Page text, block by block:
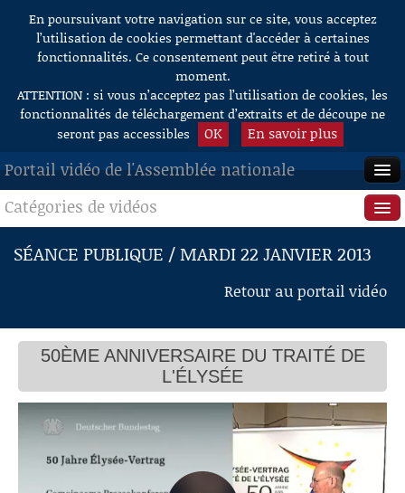
Aller au contenu
En poursuivant votre navigation sur ce site, vous acceptez
l’utilisation de cookies permettant d'accéder à certaines
fonctionnalités. Ce consentement peut être retiré à tout
moment.
ATTENTION : si vous n’acceptez pas l’utilisation de cookies, les
fonctionnalités de téléchargement d’extraits et de découpe ne
seront pas accessibles
OK En savoir plus
Portail vidéo de l'Assemblée nationale
ACCUEIL
EN DIRECT
RECHERCHE
AIDE À LA DÉCOUPE
DE VIDÉOS
Catégories de vidéos
Séance publique
Questions au Gouvernement
Commissions
Présidence
Évènements
Connaissance, Histoire
Autres
SÉANCE PUBLIQUE / MARDI 22 JANVIER 2013
Retour au portail vidéo
50ÈME ANNIVERSAIRE DU TRAITÉ DE
L'ÉLYSÉE